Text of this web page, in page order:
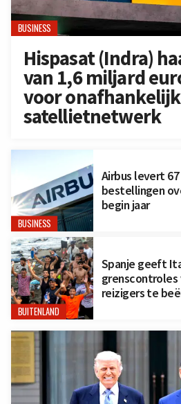
BUSINESS
Hispasat (Indra)
van 1,6 miljard
voor
satellietnetwerk
BUSINESS
Airbus levert
bestellingen
begin jaar
BUITENLAND
Spanje geeft
grenscontroles
reizigers te